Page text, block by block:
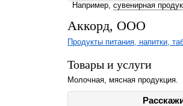
Например, сувенирная
Аккорд, ООО
Продукты питания, напитки,
Товары и услуги
Молочная, мясная продукция.